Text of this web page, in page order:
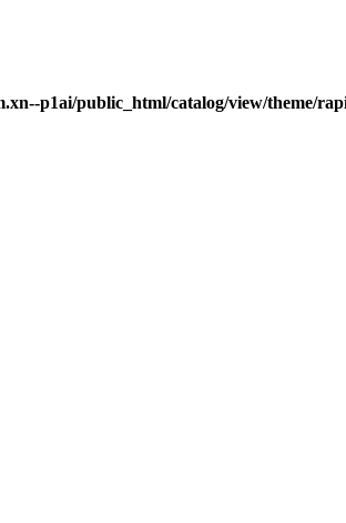
p1ai/public_html/catalog/view/theme/